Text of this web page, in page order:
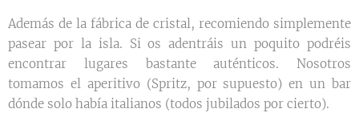
Además de la fábrica de cristal, recomiendo simplemente
pasear por la isla. Si os adentráis un poquito podréis
encontrar lugares bastante auténticos. Nosotros
tomamos el aperitivo (Spritz, por supuesto) en un bar
dónde solo había italianos (todos jubilados por cierto).